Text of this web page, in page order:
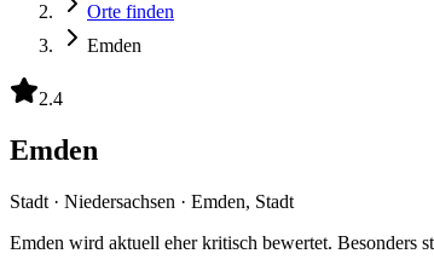
Orte finden
Emden
2.4
Emden
Stadt · Niedersachsen · Emden, Stadt
Emden wird aktuell eher kritisch bewertet. Besonders